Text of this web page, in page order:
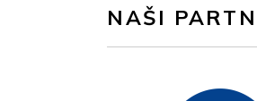
NAŠI